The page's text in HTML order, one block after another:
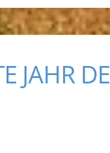
JAHR